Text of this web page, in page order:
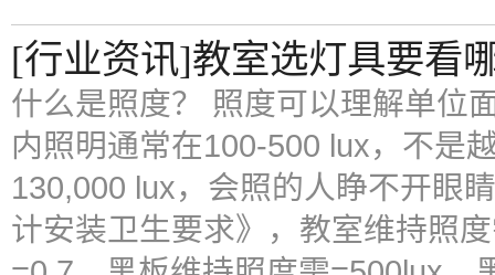
[行业资讯]教室选灯具要看
什么是照度？ 照度可以理解单位
内照明通常在100-500 lux，不是
130,000 lux，会照的人睁不开眼
计安装卫生要求》，教室维持照